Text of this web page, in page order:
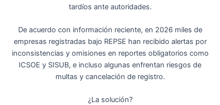
tardíos ante autoridades.
De acuerdo con información reciente, en 2026 miles de
empresas registradas bajo REPSE han recibido alertas por
inconsistencias y omisiones en reportes obligatorios como
ICSOE y SISUB, e incluso algunas enfrentan riesgos de
multas y cancelación de registro.
¿La solución?